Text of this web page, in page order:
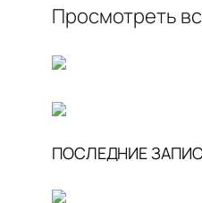
Просмотреть
ПОСЛЕДНИЕ